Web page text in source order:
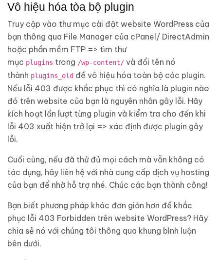
Vô hiệu hóa tòa bộ plugin
Truy cập vào thư mục cài đặt website WordPress của
bạn thông qua File Manager của cPanel/ DirectAdmin
hoặc phần mềm FTP => tìm thư
mục plugins trong /wp-content/ và đổi tên nó
thành plugins_old để vô hiệu hóa toàn bộ các plugin.
Nếu lỗi 403 được khắc phục thì có nghĩa là plugin nào
đó trên website của bạn là nguyên nhân gây lỗi. Hãy
kích hoạt lần lượt từng plugin và kiểm tra cho đến khi
lỗi 403 xuất hiện trở lại => xác định được plugin gây
lỗi.
Cuối cùng, nếu đã thử đủ mọi cách mà vẫn không có
tác dụng, hãy liên hệ với nhà cung cấp dịch vụ hosting
của bạn để nhờ hỗ trợ nhé. Chúc các bạn thành công!
Bạn biết phương pháp khác đơn giản hơn để khắc
phục lỗi 403 Forbidden trên website WordPress? Hãy
chia sẻ nó với chúng tôi thông qua khung bình luận
bên dưới.